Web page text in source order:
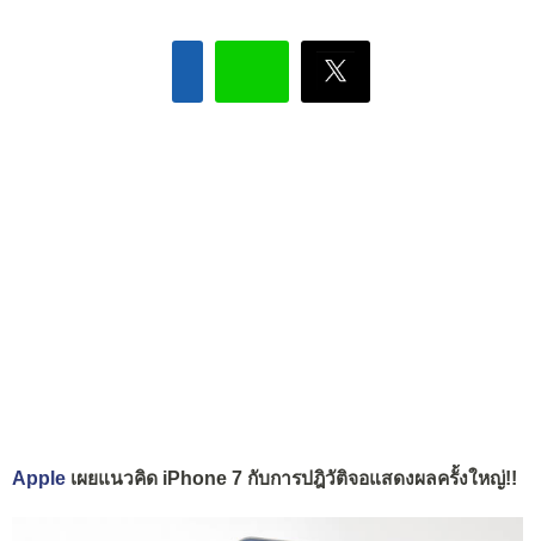
Apple เผยแนวคิด iPhone 7 กับการปฎิวัติจอแสดงผลครั้งใหญ่!!